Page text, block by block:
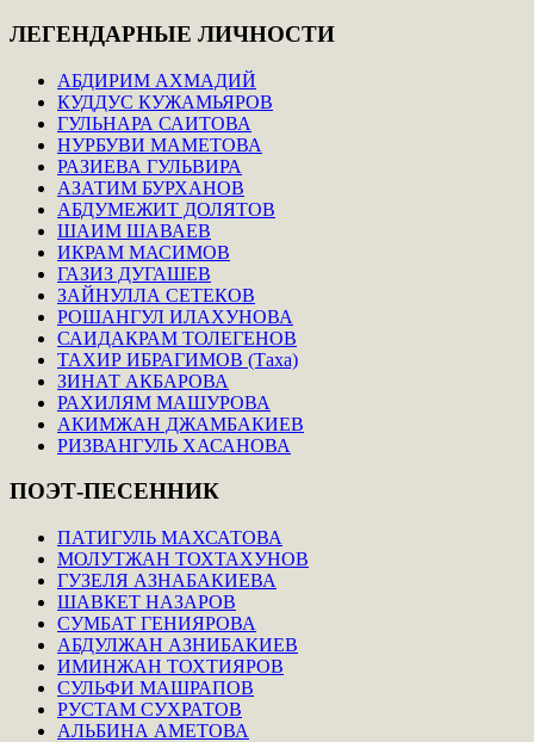
ЛЕГЕНДАРНЫЕ ЛИЧНОСТИ
АБДИРИМ АХМАДИЙ
КУДДУС КУЖАМЬЯРОВ
ГУЛЬНАРА САИТОВА
НУРБУВИ МАМЕТОВА
РАЗИЕВА ГУЛЬВИРА
АЗАТИМ БУРХАНОВ
АБДУМЕЖИТ ДОЛЯТОВ
ШАИМ ШАВАЕВ
ИКРАМ МАСИМОВ
ГАЗИЗ ДУГАШЕВ
ЗАЙНУЛЛА СЕТЕКОВ
РОШАНГУЛ ИЛАХУНОВА
САИДАКРАМ ТОЛЕГЕНОВ
ТАХИР ИБРАГИМОВ (Таха)
ЗИНАТ АКБАРОВА
РАХИЛЯМ МАШУРОВА
АКИМЖАН ДЖАМБАКИЕВ
РИЗВАНГУЛЬ ХАСАНОВА
ПОЭТ-ПЕСЕННИК
ПАТИГУЛЬ МАХСАТОВА
МОЛУТЖАН ТОХТАХУНОВ
ГУЗЕЛЯ АЗНАБАКИЕВА
ШАВКЕТ НАЗАРОВ
СУМБАТ ГЕНИЯРОВА
АБДУЛЖАН АЗНИБАКИЕВ
ИМИНЖАН ТОХТИЯРОВ
СУЛЬФИ МАШРАПОВ
РУСТАМ СУХРАТОВ
АЛЬБИНА АМЕТОВА